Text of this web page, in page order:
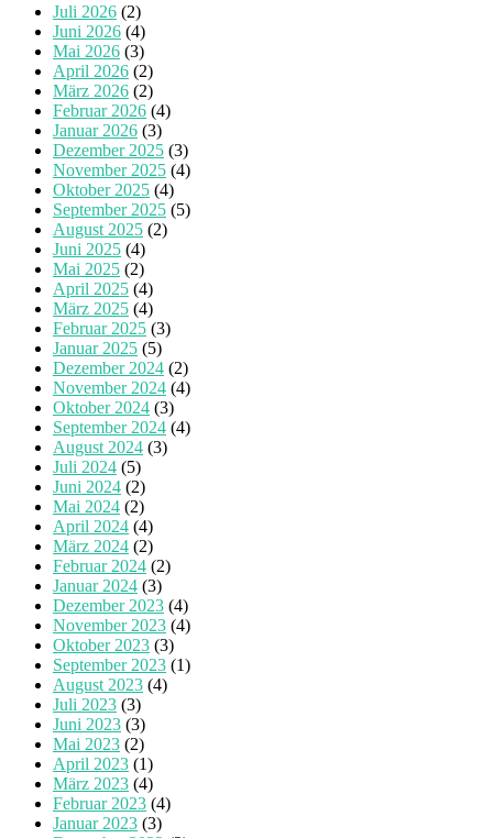
Juli 2026 (2)
Juni 2026 (4)
Mai 2026 (3)
April 2026 (2)
März 2026 (2)
Februar 2026 (4)
Januar 2026 (3)
Dezember 2025 (3)
November 2025 (4)
Oktober 2025 (4)
September 2025 (5)
August 2025 (2)
Juni 2025 (4)
Mai 2025 (2)
April 2025 (4)
März 2025 (4)
Februar 2025 (3)
Januar 2025 (5)
Dezember 2024 (2)
November 2024 (4)
Oktober 2024 (3)
September 2024 (4)
August 2024 (3)
Juli 2024 (5)
Juni 2024 (2)
Mai 2024 (2)
April 2024 (4)
März 2024 (2)
Februar 2024 (2)
Januar 2024 (3)
Dezember 2023 (4)
November 2023 (4)
Oktober 2023 (3)
September 2023 (1)
August 2023 (4)
Juli 2023 (3)
Juni 2023 (3)
Mai 2023 (2)
April 2023 (1)
März 2023 (4)
Februar 2023 (4)
Januar 2023 (3)